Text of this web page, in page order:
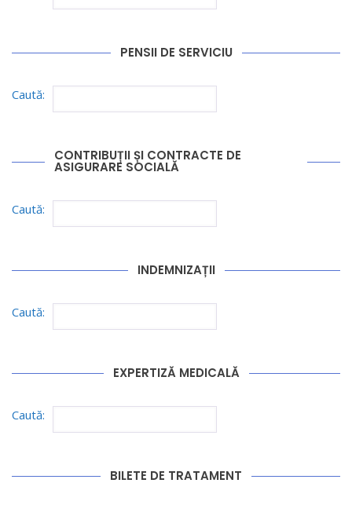
PENSII DE SERVICIU
Caută:
CONTRIBUȚII ȘI CONTRACTE DE
ASIGURARE SOCIALĂ
Caută:
INDEMNIZAȚII
Caută:
EXPERTIZĂ MEDICALĂ
Caută:
BILETE DE TRATAMENT